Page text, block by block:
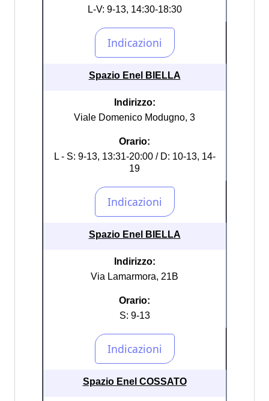
L-V: 9-13, 14:30-18:30
Spazio Enel BIELLA
Indirizzo:
Viale Domenico Modugno, 3
Orario:
L - S: 9-13, 13:31-20:00 / D: 10-13, 14-
19
Spazio Enel BIELLA
Indirizzo:
Via Lamarmora, 21B
Orario:
S: 9-13
Spazio Enel COSSATO